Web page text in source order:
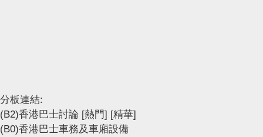
分板連結:
(B2)香港巴士討論 [熱門] [精華]
(B0)香港巴士車務及車廂設備